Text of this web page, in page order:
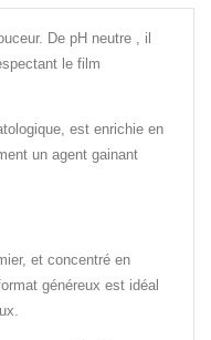
De pH neutre , il
le film
est enrichie en
un agent gainant
et concentré en
généreux est idéal